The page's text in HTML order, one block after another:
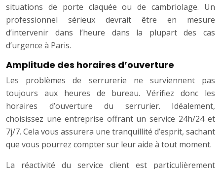
situations de porte claquée ou de cambriolage. Un
professionnel sérieux devrait être en mesure
d’intervenir dans l’heure dans la plupart des cas
d’urgence à Paris.
Amplitude des horaires d’ouverture
Les problèmes de serrurerie ne surviennent pas
toujours aux heures de bureau. Vérifiez donc les
horaires d’ouverture du serrurier. Idéalement,
choisissez une entreprise offrant un service 24h/24 et
7j/7. Cela vous assurera une tranquillité d’esprit, sachant
que vous pourrez compter sur leur aide à tout moment.
La réactivité du service client est particulièrement